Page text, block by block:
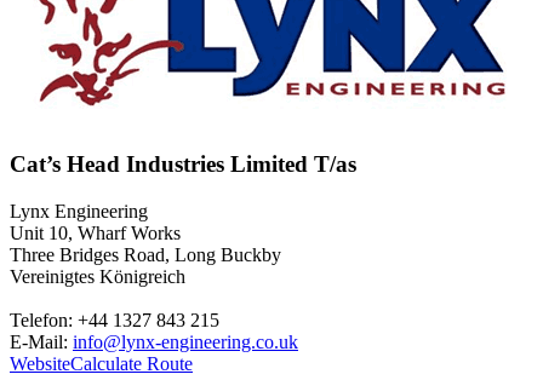
Cat’s Head Industries Limited T/as
Lynx Engineering
Unit 10, Wharf Works
Three Bridges Road, Long Buckby
Vereinigtes Königreich
Telefon: +44 1327 843 215
E-Mail: info@lynx-engineering.co.uk
WebsiteCalculate Route